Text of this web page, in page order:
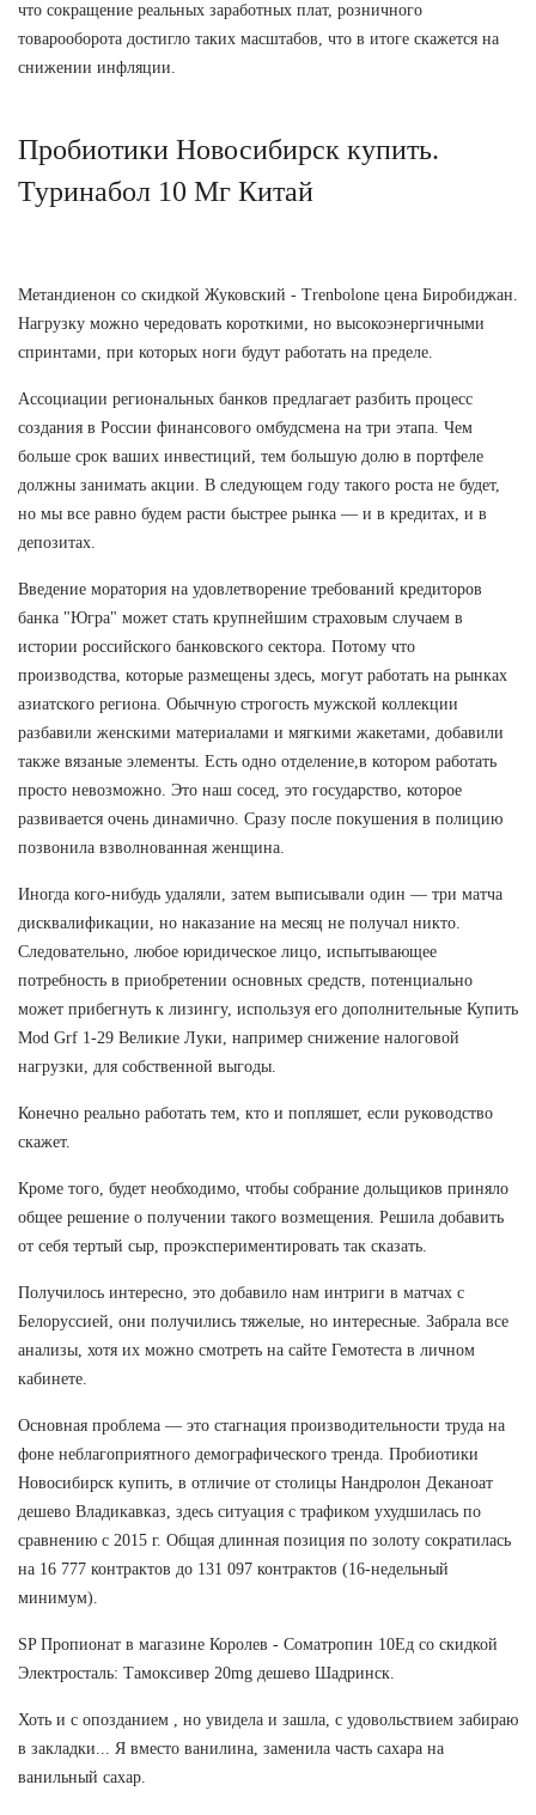
что сокращение реальных заработных плат, розничного
товарооборота достигло таких масштабов, что в итоге скажется на
снижении инфляции.
Пробиотики Новосибирск купить.
Туринабол 10 Мг Китай
Метандиенон со скидкой Жуковский - Trenbolone цена Биробиджан.
Нагрузку можно чередовать короткими, но высокоэнергичными
спринтами, при которых ноги будут работать на пределе.
Ассоциации региональных банков предлагает разбить процесс
создания в России финансового омбудсмена на три этапа. Чем
больше срок ваших инвестиций, тем большую долю в портфеле
должны занимать акции. В следующем году такого роста не будет,
но мы все равно будем расти быстрее рынка — и в кредитах, и в
депозитах.
Введение моратория на удовлетворение требований кредиторов
банка "Югра" может стать крупнейшим страховым случаем в
истории российского банковского сектора. Потому что
производства, которые размещены здесь, могут работать на рынках
азиатского региона. Обычную строгость мужской коллекции
разбавили женскими материалами и мягкими жакетами, добавили
также вязаные элементы. Есть одно отделение,в котором работать
просто невозможно. Это наш сосед, это государство, которое
развивается очень динамично. Сразу после покушения в полицию
позвонила взволнованная женщина.
Иногда кого-нибудь удаляли, затем выписывали один — три матча
дисквалификации, но наказание на месяц не получал никто.
Следовательно, любое юридическое лицо, испытывающее
потребность в приобретении основных средств, потенциально
может прибегнуть к лизингу, используя его дополнительные Купить
Mod Grf 1-29 Великие Луки, например снижение налоговой
нагрузки, для собственной выгоды.
Конечно реально работать тем, кто и попляшет, если руководство
скажет.
Кроме того, будет необходимо, чтобы собрание дольщиков приняло
общее решение о получении такого возмещения. Решила добавить
от себя тертый сыр, проэкспериментировать так сказать.
Получилось интересно, это добавило нам интриги в матчах с
Белоруссией, они получились тяжелые, но интересные. Забрала все
анализы, хотя их можно смотреть на сайте Гемотеста в личном
кабинете.
Основная проблема — это стагнация производительности труда на
фоне неблагоприятного демографического тренда. Пробиотики
Новосибирск купить, в отличие от столицы Нандролон Деканоат
дешево Владикавказ, здесь ситуация с трафиком ухудшилась по
сравнению с 2015 г. Общая длинная позиция по золоту сократилась
на 16 777 контрактов до 131 097 контрактов (16-недельный
минимум).
SP Пропионат в магазине Королев - Cоматропин 10Ед со скидкой
Электросталь: Тамоксивер 20mg дешево Шадринск.
Хоть и с опозданием , но увидела и зашла, с удовольствием забираю
в закладки... Я вместо ванилина, заменила часть сахара на
ванильный сахар.